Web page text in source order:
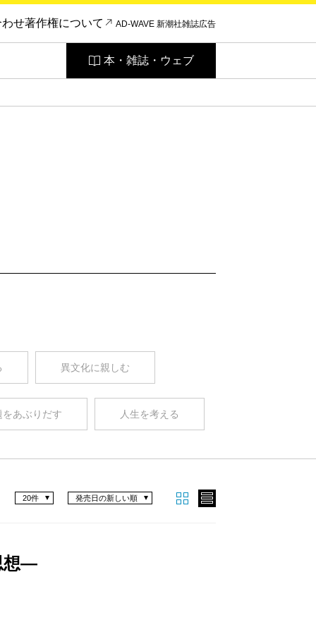
せ著作権について AD-WAVE 新潮社雑誌広告
本・雑誌・ウェブ
異文化に親しむ
あぶりだす 人生を考える
発売日の新しい順
20件
想―